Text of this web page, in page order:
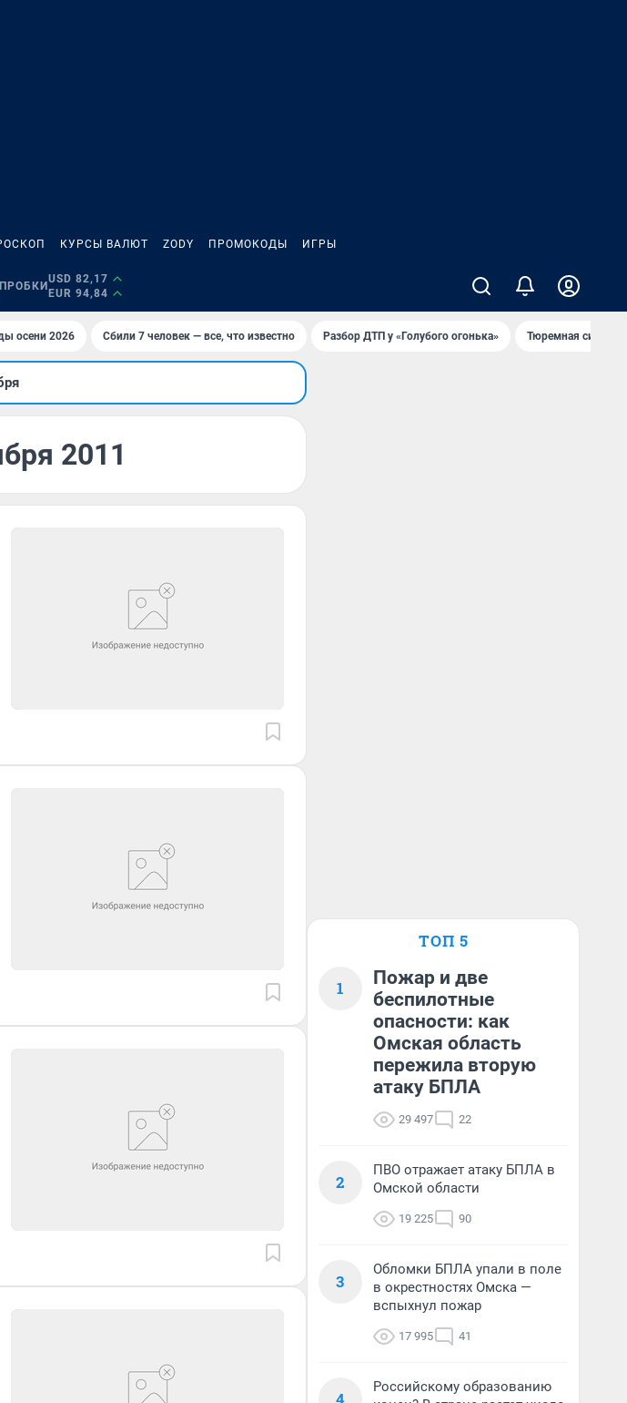
КУРСЫ ВАЛЮТ ZODY ПРОМОКОДЫ ИГРЫ
USD 82,17
EUR 94,84
осени 2026 Сбили 7 человек — все, что известно Разбор ДТП у «Голубого огонька» Тюремная
2011
ТОП 5
1
Пожар и две
беспилотные
опасности: как
Омская область
пережила вторую
атаку БПЛА
29 497 22
2
ПВО отражает атаку БПЛА в
Омской области
19 225 90
3
Обломки БПЛА упали в поле
в окрестностях Омска —
вспыхнул пожар
17 995 41
Российскому образованию